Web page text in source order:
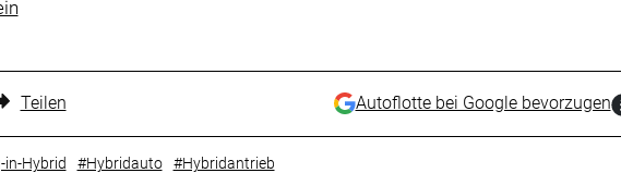
Teilen Autoflotte bei Google bevorzugen
in-Hybrid #Hybridauto #Hybridantrieb